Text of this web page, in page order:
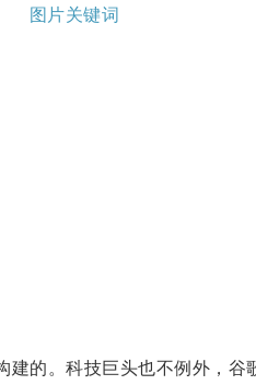
的。科技巨头也不例外，谷